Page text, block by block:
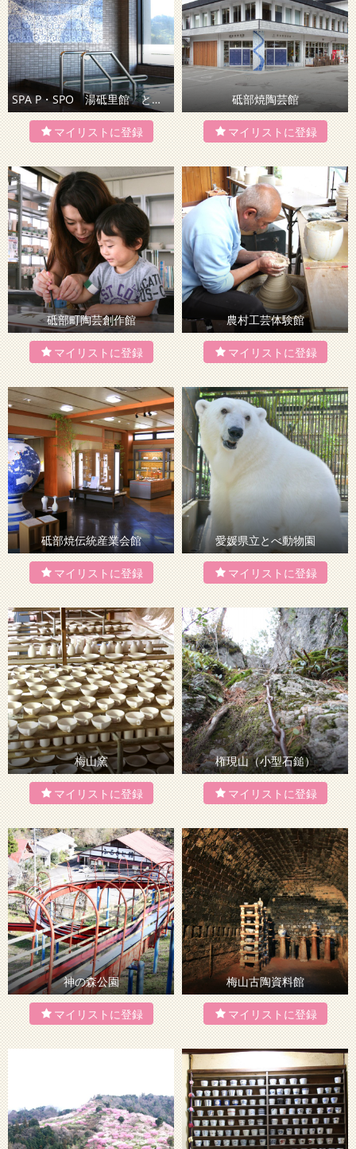
SPA P・SPO 湯砥里館 とべ温泉 砥部焼陶芸館
砥部町陶芸創作館 農村工芸体験館
砥部焼伝統産業会館 愛媛県立とべ動物園
梅山窯 権現山（小型石鎚）
神の森公園 梅山古陶資料館